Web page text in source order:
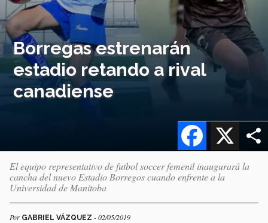
Borregas estrenarán
estadio retando a rival
canadiense
X
Facebook
El equipo representativo de futbol soccer femenil inaugurará la
cancha del nuevo Estadio Borregos cuando enfrente a la
Universidad de Manitoba
Por GABRIEL VÁZQUEZ - 02/05/2019